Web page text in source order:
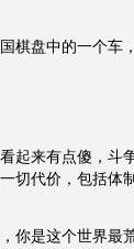
棋盘中的一个车
看起来有点傻，
切代价，包括体
你是这个世界最